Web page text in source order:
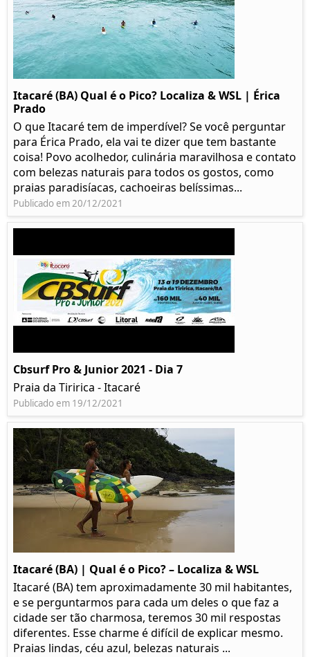
Itacaré (BA) Qual é o Pico? Localiza & WSL | Érica
Prado​
O que Itacaré tem de imperdível? Se você perguntar
para Érica Prado, ela vai te dizer que tem bastante
coisa!​ Povo acolhedor, culinária maravilhosa e contato
com belezas naturais para todos os gostos, como
praias paradisíacas, cachoeiras belíssimas...
Publicado em 20/12/2021
Cbsurf Pro & Junior 2021 - Dia 7
Praia da Tiririca - Itacaré
Publicado em 19/12/2021
Itacaré (BA) | Qual é o Pico? – Localiza & WSL​​
Itacaré (BA) tem aproximadamente 30 mil habitantes,
e se perguntarmos para cada um deles o que faz a
cidade ser tão charmosa, teremos 30 mil respostas
diferentes. Esse charme é difícil de explicar mesmo.
Praias lindas, céu azul, belezas naturais ...